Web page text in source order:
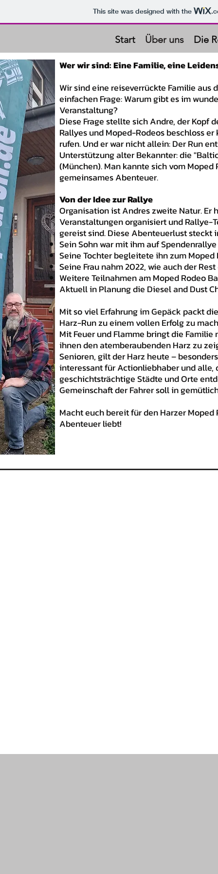
This site was designed with the
Start Über uns Die
Wer wir sind: Eine Familie, eine
Wir sind eine reiseverrückte Familie
einfachen Frage: Warum gibt es im
Veranstaltung?
Diese Frage stellte sich Andre, der Kopf
Rallyes und Moped-Rodeos beschloss
rufen. Und er war nicht allein: Der Run
Unterstützung alter Bekannter: die
(München). Man kannte sich vom
gemeinsames Abenteuer.
Von der Idee zur Rallye
Organisation ist Andres zweite Natur. Er
Veranstaltungen organisiert und Rallye-
gereist sind. Diese Abenteuerlust steckt
Sein Sohn war mit ihm auf
Seine Tochter begleitete ihn zum Moped
Seine Frau nahm 2022, wie auch der
Weitere Teilnahmen am Moped Rodeo
Aktuell in Planung die Diesel and Dust
Mit so viel Erfahrung im Gepäck packt
Harz-Run zu einem vollen Erfolg zu
Mit Feuer und Flamme bringt die
ihnen den atemberaubenden Harz zu
Senioren, gilt der Harz heute –
interessant für Actionliebhaber und alle,
geschichtsträchtige Städte und Orte
Gemeinschaft der Fahrer soll in
Macht euch bereit für den Harzer
Abenteuer liebt!